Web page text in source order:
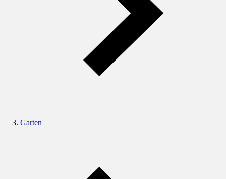
Garten